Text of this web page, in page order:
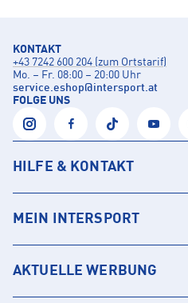
KONTAKT
+43 7242 600 204 (zum Ortstarif)
Mo. – Fr. 08:00 – 20:00 Uhr
service.eshop@intersport.at
FOLGE UNS
HILFE & KONTAKT
MEIN INTERSPORT
AKTUELLE WERBUNG